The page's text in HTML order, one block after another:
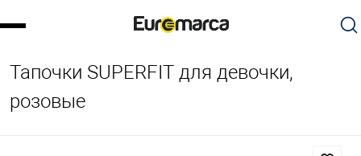
Тапочки SUPERFIT для девочки,
розовые